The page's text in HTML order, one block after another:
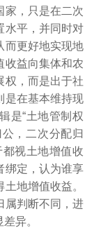
家，只是在二次
水平，并同时对
而更好地实现地
收益向集体和农
权，而是出于社
是在基本维持现
是“土地管制权
，二次分配归
视土地增值收
绑定，认为谁享
地增值收益。
属判断不同，进
异。